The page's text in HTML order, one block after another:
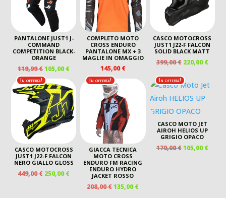
PANTALONE JUST1 J-
COMMAND
COMPETITION BLACK-
ORANGE
119,99€IL
PREZZO
ORIGINALE
ERA:
119,99 €.
105,00€IL
PREZZO
ATTUALE
È:
105,00 €.
COMPLETO MOTO
CROSS ENDURO
PANTALONE MX + 3
MAGLIE IN OMAGGIO
145,00€
CASCO MOTOCROSS
JUST1 J22-F FALCON
SOLID BLACK MATT
399,00€ IL
ORIGINALE
ERA:
399,00 €.
220,00€IL
È:
In offerta!
CASCO MOTOCROSS
JUST1 J22-F FALCON
NERO GIALLO GLOSS
449,00€ IL
250,00€IL
PREZZO
ATTUALE
In offerta!
GIACCA TECNICA
MOTO CROSS
ENDURO FM RACING
ENDURO HYDRO
JACKET ROSSO
208,00€IL
135,00€IL
In offerta!
CASCO MOTO JET
AIROH HELIOS UP
GRIGIO OPACO
170,00€ IL
105,00€IL